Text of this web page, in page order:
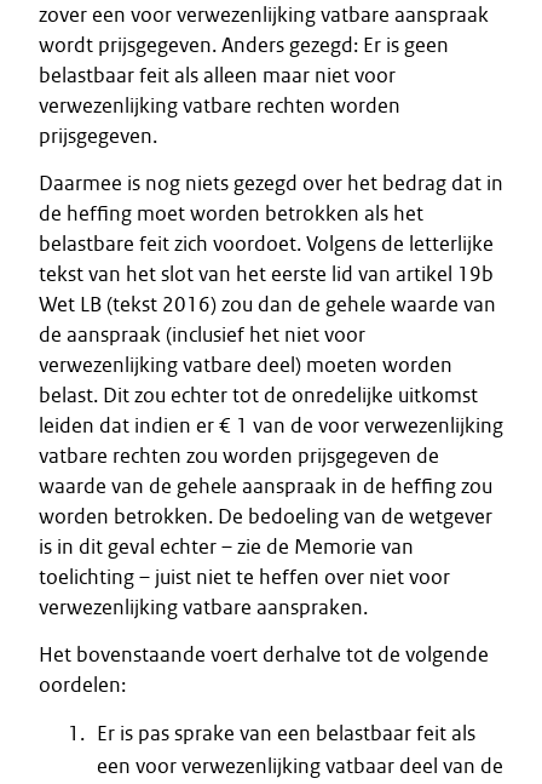
zover een voor verwezenlijking vatbare aanspraak
wordt prijsgegeven. Anders gezegd: Er is geen
belastbaar feit als alleen maar niet voor
verwezenlijking vatbare rechten worden
prijsgegeven.
Daarmee is nog niets gezegd over het bedrag dat in
de heffing moet worden betrokken als het
belastbare feit zich voordoet. Volgens de letterlijke
tekst van het slot van het eerste lid van artikel 19b
Wet LB (tekst 2016) zou dan de gehele waarde van
de aanspraak (inclusief het niet voor
verwezenlijking vatbare deel) moeten worden
belast. Dit zou echter tot de onredelijke uitkomst
leiden dat indien er € 1 van de voor verwezenlijking
vatbare rechten zou worden prijsgegeven de
waarde van de gehele aanspraak in de heffing zou
worden betrokken. De bedoeling van de wetgever
is in dit geval echter – zie de Memorie van
toelichting – juist niet te heffen over niet voor
verwezenlijking vatbare aanspraken.
Het bovenstaande voert derhalve tot de volgende
oordelen:
Er is pas sprake van een belastbaar feit als
een voor verwezenlijking vatbaar deel van de